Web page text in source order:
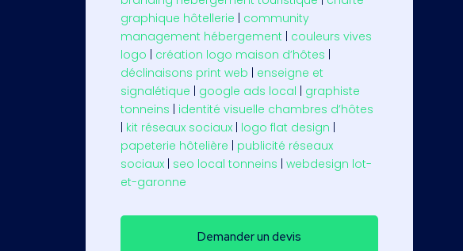
graphique hôtellerie
community
management hébergement
couleurs vives
logo
création logo maison d’hôtes
déclinaisons print web
enseigne et
signalétique
google ads local
graphiste
tonneins
identité visuelle chambres d’hôtes
kit réseaux sociaux logo flat design
papeterie hôtelière
publicité réseaux
sociaux seo local tonneins |webdesign lot-
et-garonne
Demander un devis